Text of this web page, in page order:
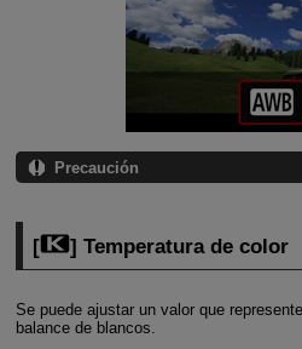
Precaución
[ ] Temperatura de color
Se puede ajustar un valor que
balance de blancos.